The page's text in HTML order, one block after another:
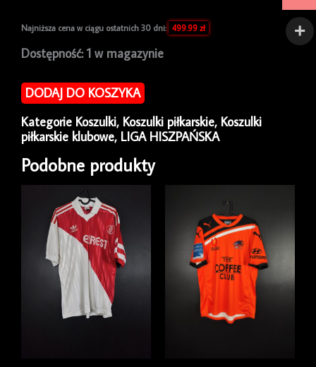
Najniższa cena w ciągu ostatnich 30 dni: 499.99 zł
Dostępność: 1 w magazynie
ilość
piłkarska
Real
2018/19
Third
Adidas
Toni
Kroos
Authentic
DODAJ DO KOSZYKA
Kategorie Koszulki, Koszulki piłkarskie, Koszulki
piłkarskie klubowe, LIGA HISZPAŃSKA
Podobne produkty